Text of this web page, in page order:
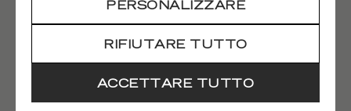
PERSONALIZZARE
RIFIUTARE TUTTO
ACCETTARE TUTTO